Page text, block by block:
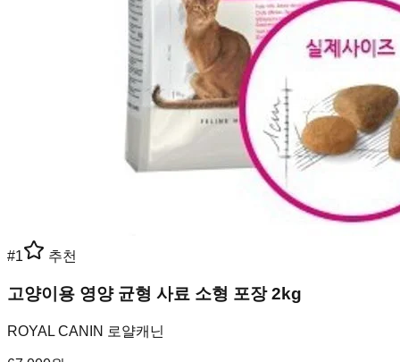
#1 추천
고양이용 영양 균형 사료 소형 포장 2kg
ROYAL CANIN 로얄캐닌